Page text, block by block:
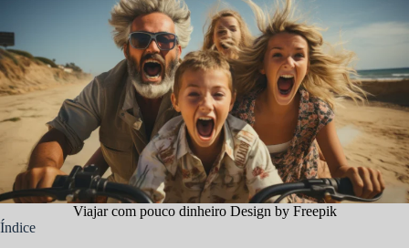
Viajar com pouco dinheiro Design by Freepik
Índice